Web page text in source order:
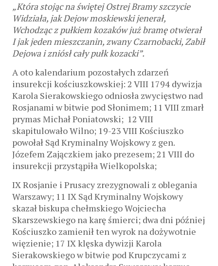
„Która stojąc na świętej Ostrej Bramy szczycie
Widziała, jak Dejow moskiewski jenerał,
Wchodząc z pułkiem kozaków już bramę otwierał
I jak jeden mieszczanin, zwany Czarnobacki, Zabił
Dejowa i zniósł cały pułk kozacki”.
A oto kalendarium pozostałych zdarzeń
insurekcji kościuszkowskiej: 2 VIII 1794 dywizja
Karola Sierakowskiego odniosła zwycięstwo nad
Rosjanami w bitwie pod Słonimem; 11 VIII zmarł
prymas Michał Poniatowski; 12 VIII
skapitulowało Wilno; 19-23 VIII Kościuszko
powołał Sąd Kryminalny Wojskowy z gen.
Józefem Zajączkiem jako prezesem; 21 VIII do
insurekcji przystąpiła Wielkopolska;
IX Rosjanie i Prusacy zrezygnowali z oblegania
Warszawy; 11 IX Sąd Kryminalny Wojskowy
skazał biskupa chełmskiego Wojciecha
Skarszewskiego na karę śmierci; dwa dni później
Kościuszko zamienił ten wyrok na dożywotnie
więzienie; 17 IX klęska dywizji Karola
Sierakowskiego w bitwie pod Krupczycami z